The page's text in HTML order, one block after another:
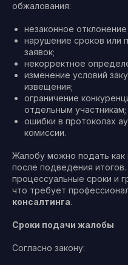
обжалования:
незаконное отклонение
нарушение сроков или
заявок;
некорректное
изменение условий
извещения;
ограничение
отдельным участникам;
ошибки в протоколах
комиссии.
Жалобу можно подать как
после подведения
процессуальные сроки и
что требует
консалтинга.
Сроки подачи жалобы
Согласно закону: